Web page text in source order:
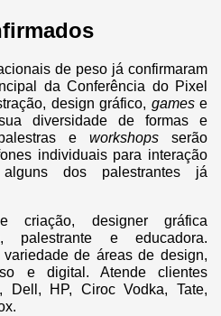
de peso já confirmaram
da Conferência do Pixel
design gráfico, gamese
diversidade de formas e
e workshopsserão
individuais para interação
dos palestrantes já
criação, designer gráfica
palestrante e educadora.
de áreas de design,
e digital. Atende clientes
Dell, HP, Ciroc Vodka, Tate,